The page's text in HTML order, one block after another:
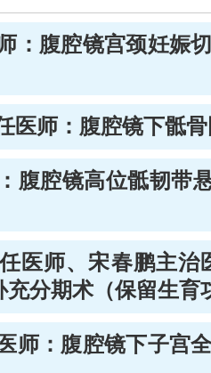
：腹腔镜宫颈妊娠
医师：腹腔镜下骶
腹腔镜高位骶韧
医师、宋春鹏主治
充分期术（保留生育
师：腹腔镜下子宫